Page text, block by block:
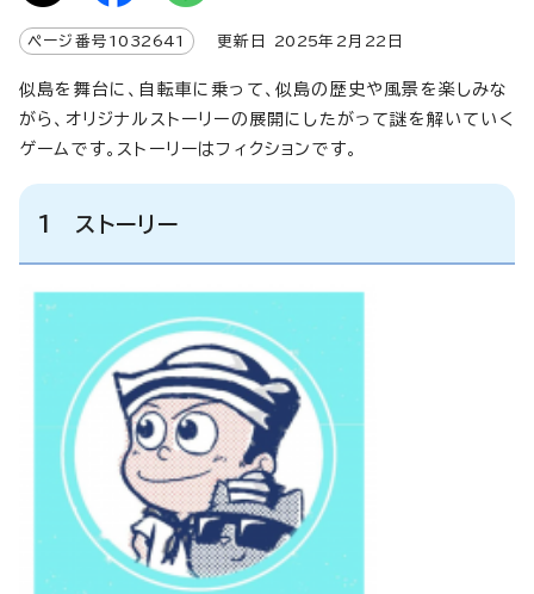
ページ番号 1032641 更新日 2025年2月 22 日
似島を舞台に、自転車に乗って、似島の歴史や風景を楽しみな
がら、オリジナルストーリーの展開にしたがって謎を解いていく
ゲームです。ストーリーはフィクションです。
1 ストーリー